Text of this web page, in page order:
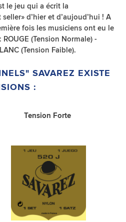
le jeu qui a écrit la
d’hier et d’aujoud’hui ! A
fois les musiciens ont eu le
(Tension Normale) -
(Tension Faible).
SAVAREZ EXISTE
:
Tension Forte